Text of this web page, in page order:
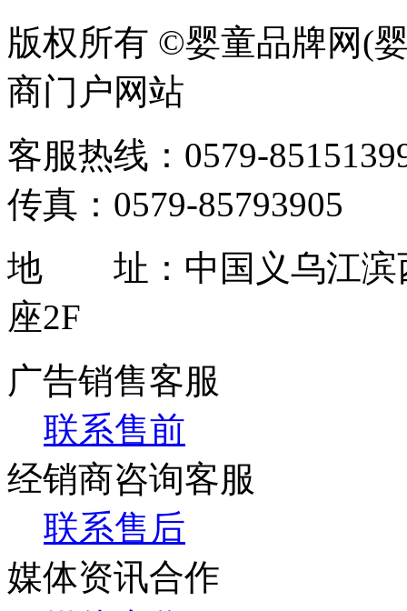
版权所有 ©婴童品牌网(
商门户网站
客服热线：0579-
传真：0579-85793905
地 址：中国义乌江滨
座2F
广告销售客服
联系售前
经销商咨询客服
联系售后
媒体资讯合作